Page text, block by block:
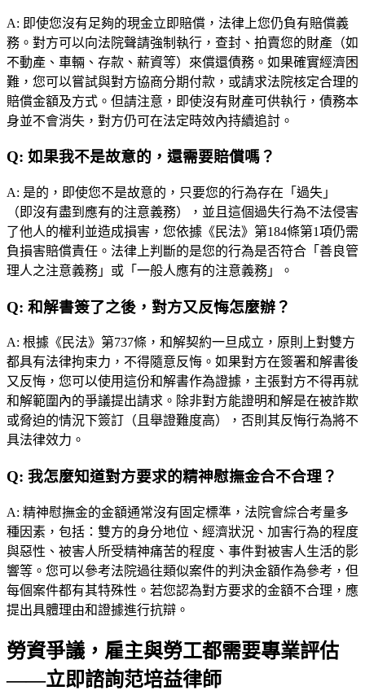
A: 即使您沒有足夠的現金立即賠償，法律上您仍負有賠償義
務。對方可以向法院聲請強制執行，查封、拍賣您的財產（如
不動產、車輛、存款、薪資等）來償還債務。如果確實經濟困
難，您可以嘗試與對方協商分期付款，或請求法院核定合理的
賠償金額及方式。但請注意，即使沒有財產可供執行，債務本
身並不會消失，對方仍可在法定時效內持續追討。
Q: 如果我不是故意的，還需要賠償嗎？
A: 是的，即使您不是故意的，只要您的行為存在「過失」
（即沒有盡到應有的注意義務），並且這個過失行為不法侵害
了他人的權利並造成損害，您依據《民法》第184條第1項仍需
負損害賠償責任。法律上判斷的是您的行為是否符合「善良管
理人之注意義務」或「一般人應有的注意義務」。
Q: 和解書簽了之後，對方又反悔怎麼辦？
A: 根據《民法》第737條，和解契約一旦成立，原則上對雙方
都具有法律拘束力，不得隨意反悔。如果對方在簽署和解書後
又反悔，您可以使用這份和解書作為證據，主張對方不得再就
和解範圍內的爭議提出請求。除非對方能證明和解是在被詐欺
或脅迫的情況下簽訂（且舉證難度高），否則其反悔行為將不
具法律效力。
Q: 我怎麼知道對方要求的精神慰撫金合不合理？
A: 精神慰撫金的金額通常沒有固定標準，法院會綜合考量多
種因素，包括：雙方的身分地位、經濟狀況、加害行為的程度
與惡性、被害人所受精神痛苦的程度、事件對被害人生活的影
響等。您可以參考法院過往類似案件的判決金額作為參考，但
每個案件都有其特殊性。若您認為對方要求的金額不合理，應
提出具體理由和證據進行抗辯。
勞資爭議，雇主與勞工都需要專業評估
——立即諮詢范培益律師